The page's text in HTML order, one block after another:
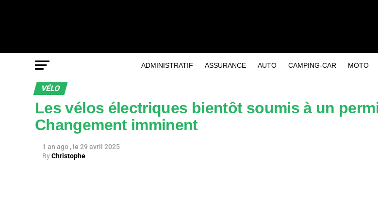
ADMINISTRATIF ASSURANCE AUTO CAMPING-CAR MOTO
VÉLO
Les vélos électriques bientôt soumis à un
Changement imminent
1 an ago
29 avril 2025
ByChristophe